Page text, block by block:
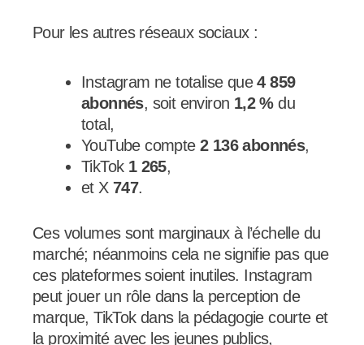
Pour les autres réseaux sociaux :
Instagram ne totalise que4 859
abonnés, soit environ 1,2 %du
total,
YouTube compte 2 136 abonnés,
TikTok 1 265,
et X 747.
Ces volumes sont marginaux à l’échelle du
marché; néanmoins cela ne signifie pas que
ces plateformes soient inutiles. Instagram
peut jouer un rôle dans la perception de
marque, TikTok dans la pédagogie courte et
la proximité avec les jeunes publics,